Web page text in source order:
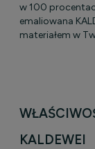
w 100
emaliowana
materiałem w
KALDEWEI